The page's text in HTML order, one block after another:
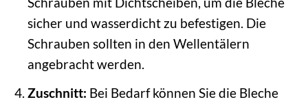
sicher und wasserdicht zu befestigen. Die
Schrauben sollten in den Wellentälern
angebracht werden.
Zuschnitt: Bei Bedarf können Sie die Bleche